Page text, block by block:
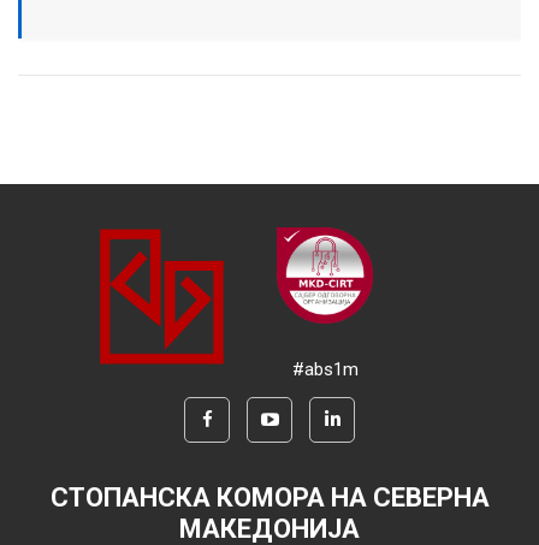
#abs1m
СТОПАНСКА КОМОРА НА СЕВЕРНА
МАКЕДОНИЈА